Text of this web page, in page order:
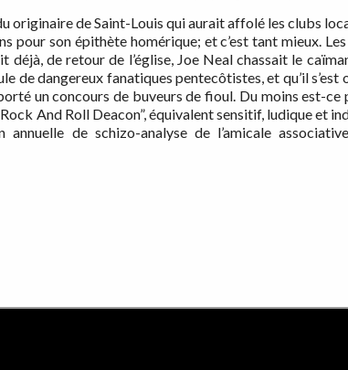
originaire de Saint-Louis qui aurait affolé les clubs
pour son épithète homérique; et c’est tant mieux.
de retour de l’église, Joe Neal chassait le
de dangereux fanatiques pentecôtistes, et qu’il
un concours de buveurs de fioul. Du moins est-
And Roll Deacon”, équivalent sensitif, ludique et
de schizo-analyse de l’amicale